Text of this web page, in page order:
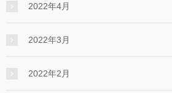
2022年4月
2022年3月
2022年2月